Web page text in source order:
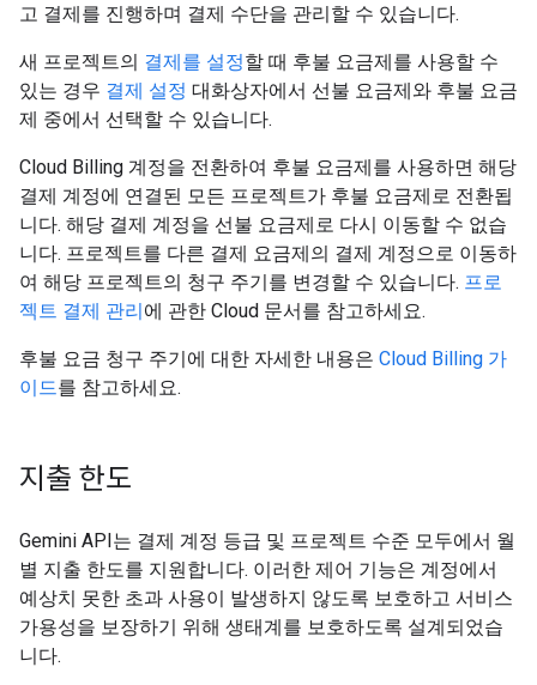
고 결제를 진행하며 결제 수단을 관리할 수 있습니다.
새 프로젝트의 결제를 설정할 때 후불 요금제를 사용할 수
있는 경우 결제 설정 대화상자에서 선불 요금제와 후불 요금
제 중에서 선택할 수 있습니다.
Cloud Billing 계정을 전환하여 후불 요금제를 사용하면 해당
결제 계정에 연결된 모든 프로젝트가 후불 요금제로 전환됩
니다. 해당 결제 계정을 선불 요금제로 다시 이동할 수 없습
니다. 프로젝트를 다른 결제 요금제의 결제 계정으로 이동하
여 해당 프로젝트의 청구 주기를 변경할 수 있습니다. 프로
젝트 결제 관리에 관한 Cloud 문서를 참고하세요.
후불 요금 청구 주기에 대한 자세한 내용은 Cloud Billing 가
이드를 참고하세요.
지출 한도
Gemini API는 결제 계정 등급 및 프로젝트 수준 모두에서 월
별 지출 한도를 지원합니다. 이러한 제어 기능은 계정에서
예상치 못한 초과 사용이 발생하지 않도록 보호하고 서비스
가용성을 보장하기 위해 생태계를 보호하도록 설계되었습
니다.